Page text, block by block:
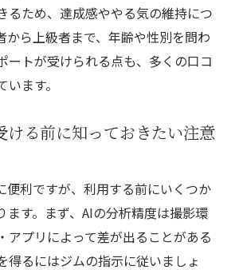
るため、達成感ややる気の維持につ
から上級者まで、年齢や性別を問わ
ートが受けられる点も、多くの口コ
ます。
る前に知っておきたい注意
便利ですが、利用する前にいくつか
ます。まず、AIの分析精度は撮影環
アプリによって差が出ることがある
得るにはジムの指示に従いましょ